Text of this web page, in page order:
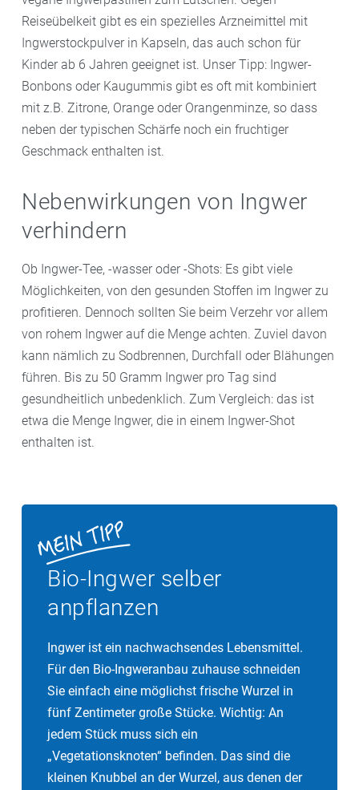
Reiseübelkeit gibt es ein spezielles Arzneimittel mit
Ingwerstockpulver in Kapseln, das auch schon für
Kinder ab 6 Jahren geeignet ist. Unser Tipp: Ingwer-
Bonbons oder Kaugummis gibt es oft mit kombiniert
mit z.B. Zitrone, Orange oder Orangenminze, so dass
neben der typischen Schärfe noch ein fruchtiger
Geschmack enthalten ist.
Nebenwirkungen von Ingwer
verhindern
Ob Ingwer-Tee, -wasser oder -Shots: Es gibt viele
Möglichkeiten, von den gesunden Stoffen im Ingwer zu
profitieren. Dennoch sollten Sie beim Verzehr vor allem
von rohem Ingwer auf die Menge achten. Zuviel davon
kann nämlich zu Sodbrennen, Durchfall oder Blähungen
führen. Bis zu 50 Gramm Ingwer pro Tag sind
gesundheitlich unbedenklich. Zum Vergleich: das ist
etwa die Menge Ingwer, die in einem Ingwer-Shot
enthalten ist.
Bio-Ingwer selber
anpflanzen
Ingwer ist ein nachwachsendes Lebensmittel.
Für den Bio-Ingweranbau zuhause schneiden
Sie einfach eine möglichst frische Wurzel in
fünf Zentimeter große Stücke. Wichtig: An
jedem Stück muss sich ein
„Vegetationsknoten“ befinden. Das sind die
kleinen Knubbel an der Wurzel, aus denen der